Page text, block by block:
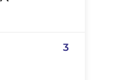
3